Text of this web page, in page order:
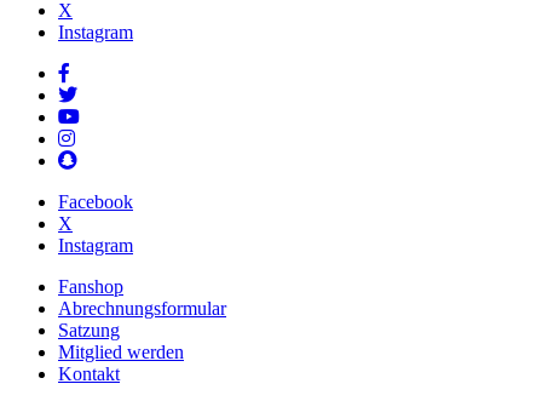
X
Instagram
Facebook
X
Instagram
Fanshop
Abrechnungsformular
Satzung
Mitglied werden
Kontakt